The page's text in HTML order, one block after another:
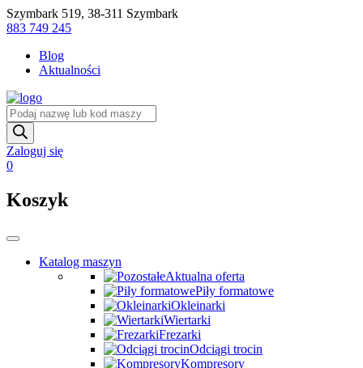
Skip
to
Szymbark 519, 38-311 Szymbark
883 749 245
Blog
Aktualności
Wyszukiwarka
produktów
Zaloguj się
0
Koszyk
Katalog maszyn
Aktualna oferta
Piły formatowe
Okleinarki
Wiertarki
Frezarki
Odciągi trocin
Kompresory